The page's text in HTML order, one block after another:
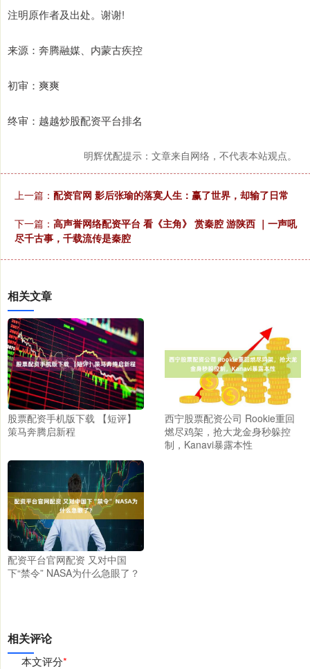
注明原作者及出处。谢谢!
来源：奔腾融媒、内蒙古疾控
初审：爽爽
终审：越越炒股配资平台排名
明辉优配提示：文章来自网络，不代表本站观点。
上一篇： 配资官网 影后张瑜的落寞人生：赢了世界，却输了日常
下一篇： 高声誉网络配资平台 看《主角》 赏秦腔 游陕西 ｜一声吼
尽千古事，千载流传是秦腔
相关文章
股票配资手机版下载 【短评】
策马奔腾启新程
西宁股票配资公司 Rookie重回
燃尽鸡架，抢大龙金身秒躲控
制，Kanavi暴露本性
配资平台官网配资 又对中国
下“禁令” NASA为什么急眼了？
相关评论
本文评分*